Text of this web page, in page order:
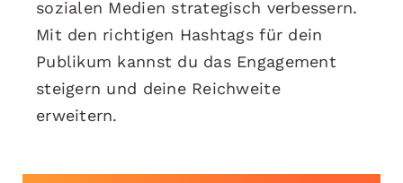
sozialen Medien strategisch verbessern.
Mit den richtigen Hashtags für dein
Publikum kannst du das Engagement
steigern und deine Reichweite
erweitern.